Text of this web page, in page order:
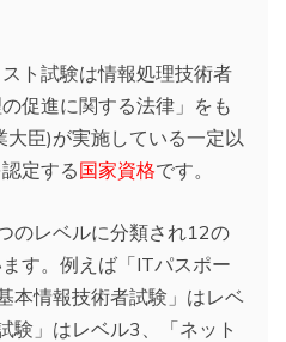
ト試験は情報処理技術者
促進に関する法律」をも
臣)が実施している一定以
定する国家資格です。
のレベルに分類され12の
す。例えば「ITパスポー
本情報技術者試験」はレベ
験」はレベル3、「ネット